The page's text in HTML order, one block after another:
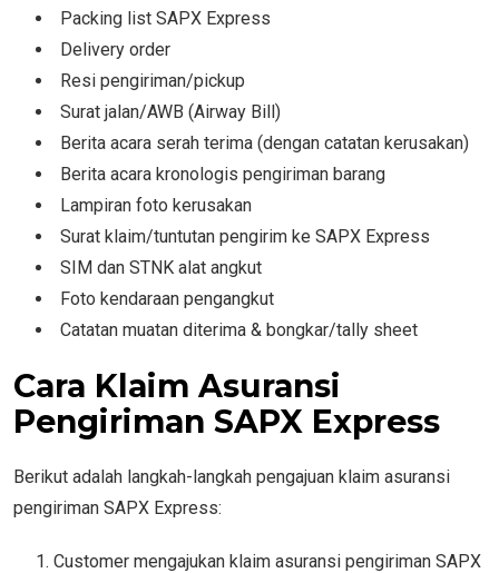
Packing list SAPX Express
Delivery order
Resi pengiriman/pickup
Surat jalan/AWB (Airway Bill)
Berita acara serah terima (dengan catatan kerusakan)
Berita acara kronologis pengiriman barang
Lampiran foto kerusakan
Surat klaim/tuntutan pengirim ke SAPX Express
SIM dan STNK alat angkut
Foto kendaraan pengangkut
Catatan muatan diterima & bongkar/tally sheet
Cara Klaim Asuransi
Pengiriman SAPX Express
Berikut adalah langkah-langkah pengajuan klaim asuransi
pengiriman SAPX Express:
Customer mengajukan klaim asuransi pengiriman SAPX